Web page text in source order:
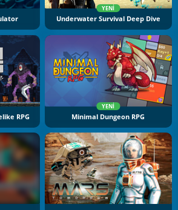
YENI
Underwater Survival Deep Dive
RPG
YENI
Minimal Dungeon RPG